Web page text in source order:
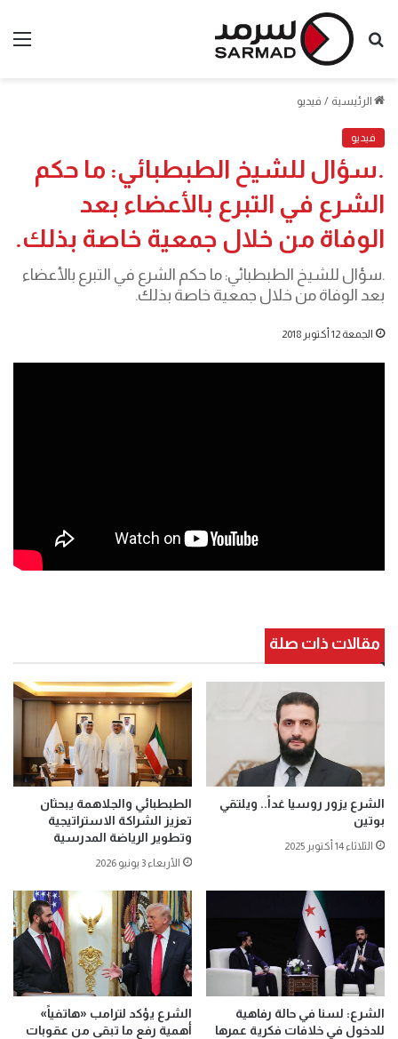
بحث
الرئيسية / فيديو
فيديو
.سؤال للشيخ الطبطبائي: ما حكم
الشرع في التبرع بالأعضاء بعد
الوفاة من خلال جمعية خاصة بذلك.
.سؤال للشيخ الطبطبائي: ما حكم الشرع في التبرع بالأعضاء
بعد الوفاة من خلال جمعية خاصة بذلك.
الجمعة 12 أكتوبر 2018
مقالات ذات صلة
الشرع يزور روسيا غداً.. ويلتقي
بوتين
الثلاثاء 14 أكتوبر 2025
الطبطبائي والجلاهمة يبحثان
تعزيز الشراكة الاستراتيجية
وتطوير الرياضة المدرسية
الأربعاء 3 يونيو 2026
الشرع: لسنا في حالة رفاهية
للدخول في خلافات فكرية عمرها
الشرع يؤكد لترامب «هاتفياً»
أهمية رفع ما تبقى من عقوبات